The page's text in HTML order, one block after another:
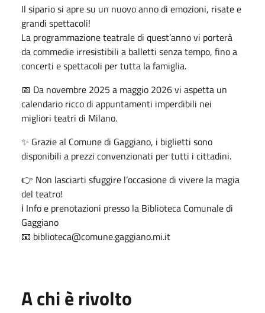
Il sipario si apre su un nuovo anno di emozioni, risate e
grandi spettacoli!
La programmazione teatrale di quest’anno vi porterà
da commedie irresistibili a balletti senza tempo, fino a
concerti e spettacoli per tutta la famiglia.
📅 Da novembre 2025 a maggio 2026 vi aspetta un
calendario ricco di appuntamenti imperdibili nei
migliori teatri di Milano.
✨ Grazie al Comune di Gaggiano, i biglietti sono
disponibili a prezzi convenzionati per tutti i cittadini.
👉 Non lasciarti sfuggire l’occasione di vivere la magia
del teatro!
ℹ️ Info e prenotazioni presso la Biblioteca Comunale di
Gaggiano
📧 biblioteca@comune.gaggiano.mi.it
A chi è rivolto